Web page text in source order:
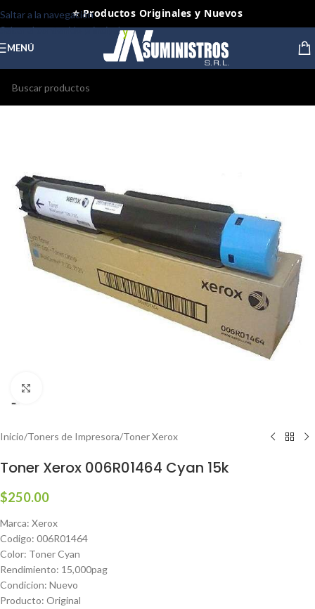
Saltar a la navegación
Saltar al contenido principal
⭐ Productos Originales y Nuevos
MENÚ
Inicio/Toners de Impresora/Toner Xerox
Toner Xerox 006R01464 Cyan 15k
$250.00
Marca: Xerox
Codigo: 006R01464
Color: Toner Cyan
Rendimiento: 15,000pag
Condicion: Nuevo
Producto: Original